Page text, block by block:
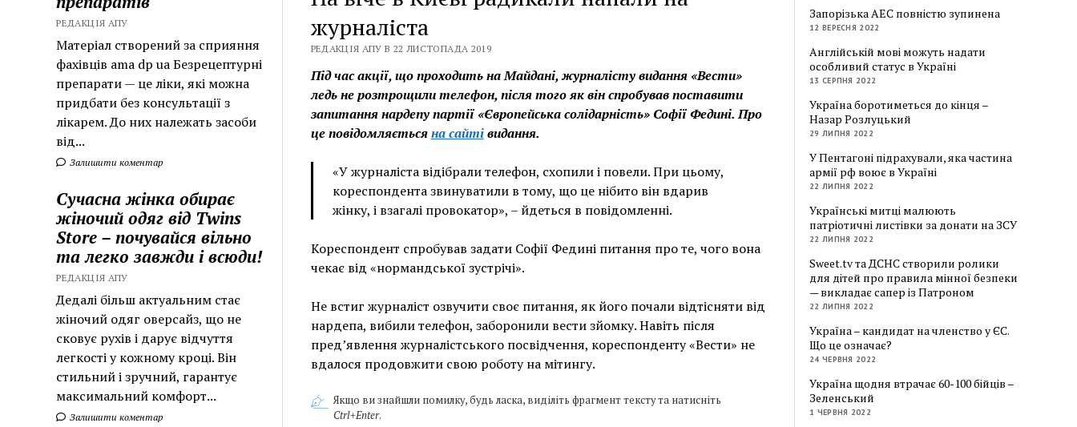
РЕДАКЦІЯ АПУ
Матеріал створений за сприяння
фахівців ama dp ua Безрецептурні
препарати — це ліки, які можна
придбати без консультації з
лікарем. До них належать засоби
від...
Залишити коментар
Сучасна жінка обирає
жіночий одяг від Twins
Store – почувайся вільно
та легко завжди і всюди!
РЕДАКЦІЯ АПУ
Дедалі більш актуальним стає
жіночий одяг оверсайз, що не
сковує рухів і дарує відчуття
легкості у кожному кроці. Він
стильний і зручний, гарантує
максимальний комфорт...
Залишити коментар
журналіста
РЕДАКЦІЯ АПУ В 22 ЛИСТОПАДА 2019
Під час акції, що проходить на Майдані, журналісту видання «Вести»
ледь не розтрощили телефон, після того як він спробував поставити
запитання нардепу партії «Європейська солідарність» Софії Федині. Про
це повідомляєтьсяна сайтівидання.
«У журналіста відібрали телефон, схопили і повели. При цьому,
кореспондента звинуватили в тому, що це нібито він вдарив
жінку, і взагалі провокатор», – йдеться в повідомленні.
Кореспондент спробував задати Софії Федині питання про те, чого вона
чекає від «нормандської зустрічі».
Не встиг журналіст озвучити своє питання, як його почали відтісняти від
нардепа, вибили телефон, заборонили вести зйомку. Навіть після
пред’явлення журналістського посвідчення, кореспонденту «Вести» не
вдалося продовжити свою роботу на мітингу.
Якщо ви знайшли помилку, будь ласка, виділіть фрагмент тексту та натисніть
Ctrl+Enter.
Запорізька АЕС повністю зупинена
12 ВЕРЕСНЯ 2022
Англійській мові можуть надати
особливий статус в Україні
13 СЕРПНЯ 2022
Україна боротиметься до кінця –
Назар Розлуцький
29 ЛИПНЯ 2022
У Пентагоні підрахували, яка частина
армії рф воює в Україні
22 ЛИПНЯ 2022
Українські митці малюють
патріотичні листівки за донати на ЗСУ
22 ЛИПНЯ 2022
Sweet.tv та ДСНС створили ролики
для дітей про правила мінної безпеки
— викладає сапер із Патроном
22 ЛИПНЯ 2022
Україна – кандидат на членство у ЄС.
Що це означає?
24 ЧЕРВНЯ 2022
Україна щодня втрачає 60-100 бійців –
Зеленський
1 ЧЕРВНЯ 2022